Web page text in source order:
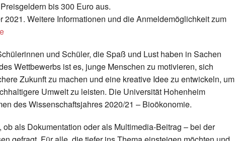
bis 300 Euro aus.
2021. Weitere Informationen und die Anmeldemöglichkeit zum
und Schüler, die Spaß und Lust haben in Sachen
Wettbewerbs ist es, junge Menschen zu motivieren, sich
Zukunft zu machen und eine kreative Idee zu entwickeln, um
Umwelt zu leisten. Die Universität Hohenheim
des Wissenschaftsjahres 2020/21 – Bioökonomie.
als Dokumentation oder als Multimedia-Beitrag – bei der